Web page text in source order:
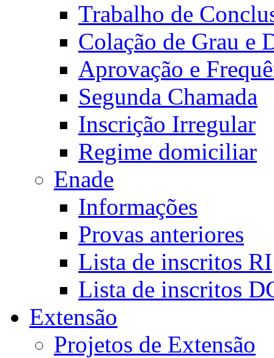
Trabalho de
Colação de Grau e
Aprovação e
Segunda Chamada
Inscrição Irregular
Regime domiciliar
Enade
Informações
Provas anteriores
Lista de inscritos RI
Lista de inscritos
Extensão
Projetos de Extensão